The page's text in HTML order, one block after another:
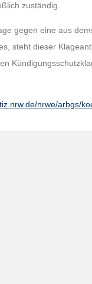
zuständig.
gegen eine aus
steht dieser
nrwe/arbgs/